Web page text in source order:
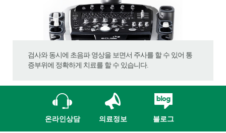
검사와 동시에 초음파 영상을 보면서 주사를 할 수 있어 통
증부위에 정확하게 치료를 할 수 있습니다.
온라인상담 의료정보 블로그